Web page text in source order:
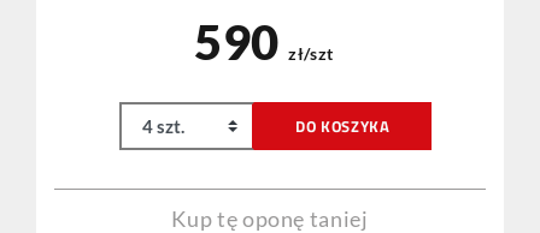
590 zł/szt
DO KOSZYKA
Kup tę oponę taniej